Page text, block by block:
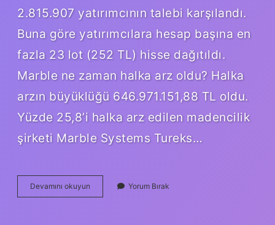
2.815.907 yatırımcının talebi karşılandı.
Buna göre yatırımcılara hesap başına en
fazla 23 lot (252 TL) hisse dağıtıldı.
Marble ne zaman halka arz oldu? Halka
arzın büyüklüğü 646.971.151,88 TL oldu.
Yüzde 25,8’i halka arz edilen madencilik
şirketi Marble Systems Tureks…
Devamını okuyun
Kactan
Yorum Bırak